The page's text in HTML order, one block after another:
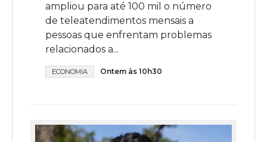
ampliou para até 100 mil o número
de teleatendimentos mensais a
pessoas que enfrentam problemas
relacionados a...
ECONOMIA Ontem às 10h30